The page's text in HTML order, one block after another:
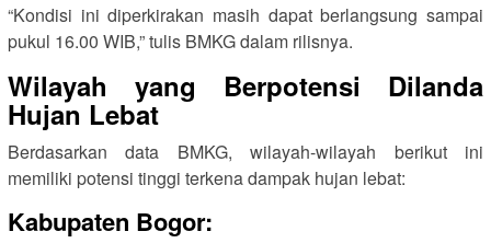
“Kondisi ini diperkirakan masih dapat berlangsung sampai
pukul 16.00 WIB,” tulis BMKG dalam rilisnya.
Wilayah yang Berpotensi Dilanda
Hujan Lebat
Berdasarkan data BMKG, wilayah-wilayah berikut ini
memiliki potensi tinggi terkena dampak hujan lebat:
Kabupaten Bogor: